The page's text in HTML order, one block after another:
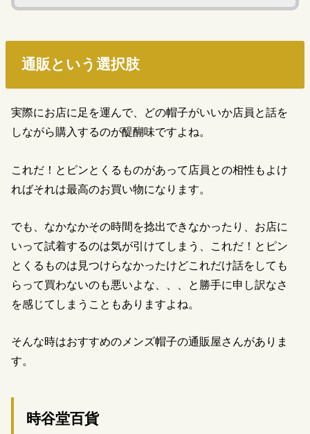
通販という選択肢
実際にお店に足を運んで、どの帽子がいいか店員と話を
しながら購入するのが醍醐味ですよね。
これだ！とピンとくるものがあって店員との相性もよけ
ればそれは最高のお買い物になります。
でも、なかなかその時間を捻出できなかったり、お店に
いって試着するのは気が引けてしまう、これだ！とピン
とくるものは見つけらなかったけどこれだけ話をしても
らって買わないのも悪いよな、、、と勝手に申し訳なさ
を感じてしまうこともありますよね。
そんな時はおすすめのメンズ帽子の通販屋さんがありま
す。
時谷堂百貨